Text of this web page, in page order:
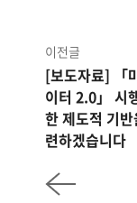
이전글
[보도자료] 「
이터 2.0」 시
한 제도적 기
련하겠습니다